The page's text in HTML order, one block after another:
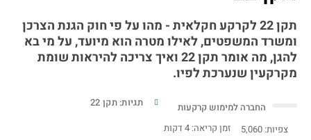
תקן 22 לקרקע חקלאית - מהו על פי חוק הגנת הצרכן
ומשרד המשפטים, לאילו מטרה הוא מיועד, על מי בא
להגן, מה אומר תקן 22 ואיך צריכה להיראות שומת
מקרקעין שנערכת לפיו.
החברה למימוש קרקעות תגיות: תקן 22
צפיות: 5,060 זמן קריאה: 4דקות